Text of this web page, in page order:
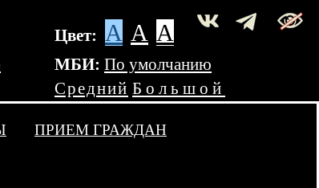
Цвет: A A A
МБИ: По умолчанию
Средний Большой
ПРИЕМ ГРАЖДАН